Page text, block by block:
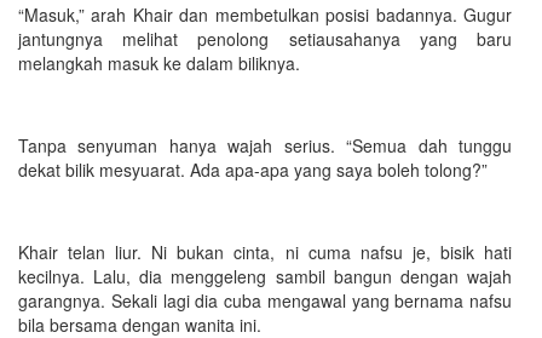
“Masuk,” arah Khair dan membetulkan posisi badannya. Gugur
jantungnya melihat penolong setiausahanya yang baru
melangkah masuk ke dalam biliknya.
Tanpa senyuman hanya wajah serius. “Semua dah tunggu
dekat bilik mesyuarat. Ada apa-apa yang saya boleh tolong?”
Khair telan liur. Ni bukan cinta, ni cuma nafsu je, bisik hati
kecilnya. Lalu, dia menggeleng sambil bangun dengan wajah
garangnya. Sekali lagi dia cuba mengawal yang bernama nafsu
bila bersama dengan wanita ini.